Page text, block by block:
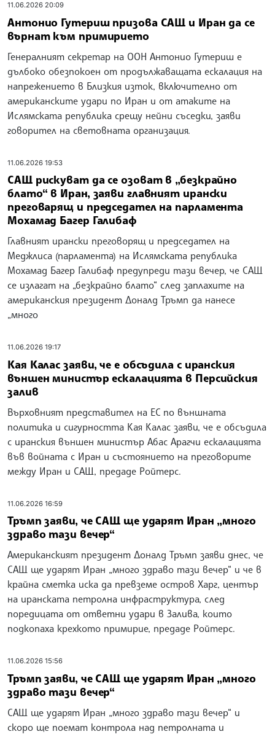
11.06.2026 20:09
Антонио Гутериш призова САЩ и Иран да се
върнат към примирието
Генералният секретар на ООН Антонио Гутериш е
дълбоко обезпокоен от продължаващата ескалация на
напрежението в Близкия изток, включително от
американските удари по Иран и от атаките на
Ислямската република срещу нейни съседки, заяви
говорител на световната организация.
11.06.2026 19:53
САЩ рискуват да се озоват в „безкрайно
блато“ в Иран, заяви главният ирански
преговарящ и председател на парламента
Мохамад Багер Галибаф
Главният ирански преговорящ и председател на
Меджлиса (парламента) на Ислямската република
Мохамад Багер Галибаф предупреди тази вечер, че САЩ
се излагат на „безкрайно блато“ след заплахите на
американския президент Доналд Тръмп да нанесе
„много
11.06.2026 19:17
Кая Калас заяви, че е обсъдила с иранския
външен министър ескалацията в Персийския
залив
Върховният представител на ЕС по външната
политика и сигурността Кая Калас заяви, че е обсъдила
с иранския външен министър Абас Арагчи ескалацията
във войната с Иран и състоянието на преговорите
между Иран и САЩ, предаде Ройтерс.
11.06.2026 16:59
Тръмп заяви, че САЩ ще ударят Иран „много
здраво тази вечер“
Американският президент Доналд Тръмп заяви днес, че
САЩ ще ударят Иран „много здраво тази вечер“ и че в
крайна сметка иска да превземе остров Харг, център
на иранската петролна инфраструктура, след
поредицата от ответни удари в Залива, които
подкопаха крехкото примирие, предаде Ройтерс.
11.06.2026 15:56
Тръмп заяви, че САЩ ще ударят Иран „много
здраво тази вечер“
САЩ ще ударят Иран „много здраво тази вечер“ и
скоро ще поемат контрола над петролната и